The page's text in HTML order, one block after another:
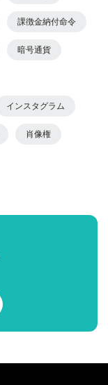
課徴金納付命令
暗号通貨
インスタグラム
肖像権